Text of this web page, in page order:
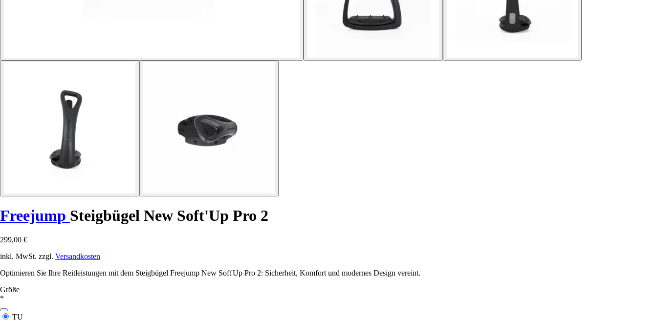
Freejump Steigbügel New Soft'Up Pro 2
299,00 €
inkl. MwSt. zzgl. Versandkosten
Optimieren Sie Ihre Reitleistungen mit dem Steigbügel Freejump New Soft'Up Pro 2: Sicherheit, Komfort und modernes Design vereint.
Größe
*
TU